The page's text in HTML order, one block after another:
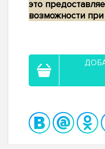
это
возможности